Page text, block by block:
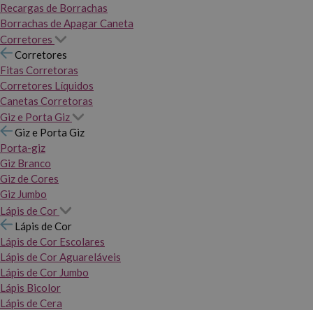
Recargas de Borrachas
Borrachas de Apagar Caneta
Corretores
Corretores
Fitas Corretoras
Corretores Líquidos
Canetas Corretoras
Giz e Porta Giz
Giz e Porta Giz
Porta-giz
Giz Branco
Giz de Cores
Giz Jumbo
Lápis de Cor
Lápis de Cor
Lápis de Cor Escolares
Lápis de Cor Aguareláveis
Lápis de Cor Jumbo
Lápis Bicolor
Lápis de Cera